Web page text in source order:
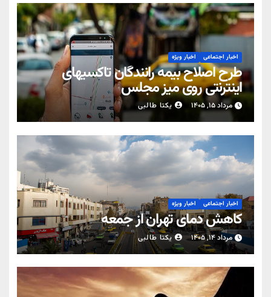
اخبار اجتماعی اخبار ویژه
طرح اصلاح بیمه رانندگان تاکسیهای
اینترنتی روی میز مجلس
مرداد ۱۵, ۱۴۰۵ یکتا طالبی
اخبار اجتماعی اخبار ویژه
کاهش دمای تهران از جمعه
مرداد ۱۴, ۱۴۰۵ یکتا طالبی